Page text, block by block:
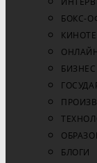
БОКС-
БИЗНЕС
БЛОГИ